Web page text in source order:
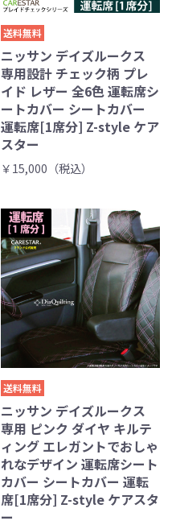
送料無料
ニッサン デイズルークス
専用設計 チェック柄 プレ
イド レザー 全6色 運転席シ
ートカバー シートカバー
運転席[1席分] Z-style ケア
スター
￥15,000（税込）
送料無料
ニッサン デイズルークス
専用 ピンク ダイヤ キルテ
ィング エレガントでおしゃ
れなデザイン 運転席シート
カバー シートカバー 運転
席[1席分] Z-style ケアスタ
ー